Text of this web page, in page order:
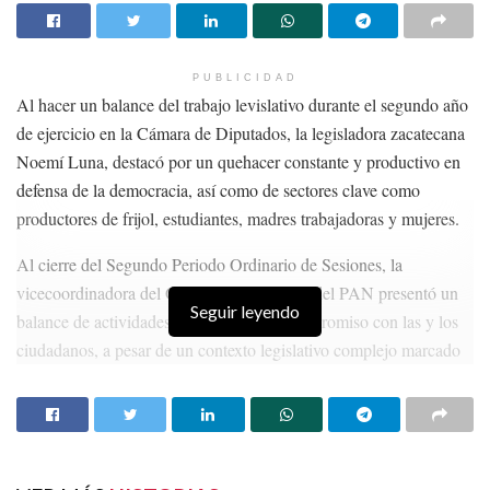
PUBLICIDAD
Al hacer un balance del trabajo levislativo durante el segundo año
de ejercicio en la Cámara de Diputados, la legisladora zacatecana
Noemí Luna, destacó por un quehacer constante y productivo en
defensa de la democracia, así como de sectores clave como
productores de frijol, estudiantes, madres trabajadoras y mujeres.
Al cierre del Segundo Periodo Ordinario de Sesiones, la
vicecoordinadora del Grupo Parlamentario del PAN presentó un
balance de actividades, subrayando su compromiso con las y los
ciudadanos, a pesar de un contexto legislativo complejo marcado
HISTORIAS RELACIONADAS
Seguir leyendo